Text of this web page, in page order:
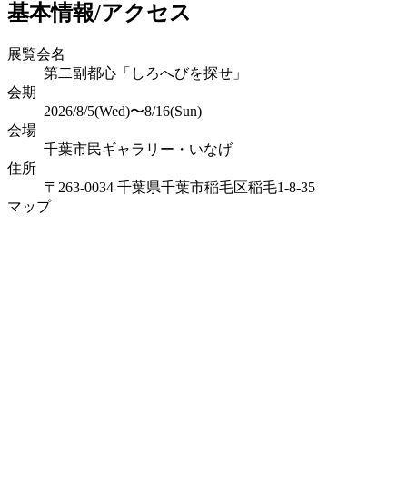
基本情報/アクセス
展覧会名
第二副都心「しろへびを探せ」
会期
2026/8/5(Wed)〜8/16(Sun)
会場
千葉市民ギャラリー・いなげ
住所
〒263-0034 千葉県千葉市稲毛区稲毛1-8-35
マップ